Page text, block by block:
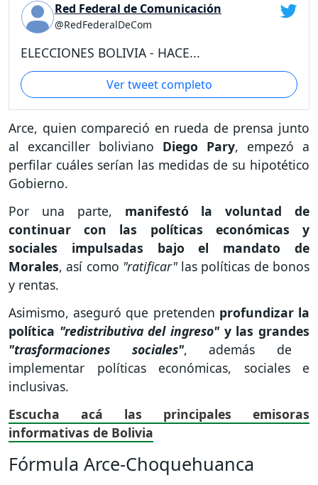
Red Federal de Comunicación
@RedFederalDeCom
ELECCIONES BOLIVIA - HACE...
Ver tweet completo
Arce, quien compareció en rueda de prensa junto
al excanciller boliviano Diego Pary, empezó a
perfilar cuáles serían las medidas de su hipotético
Gobierno.
Por una parte, manifestó la voluntad de
continuar con las políticas económicas y
sociales impulsadas bajo el mandato de
Morales, así como "ratificar" las políticas de bonos
y rentas.
Asimismo, aseguró que pretenden profundizar la
política "redistributiva del ingreso" y las grandes
"trasformaciones sociales", además de
implementar políticas económicas, sociales e
inclusivas.
Escucha acá las principales emisoras
informativas de Bolivia
Fórmula Arce-Choquehuanca